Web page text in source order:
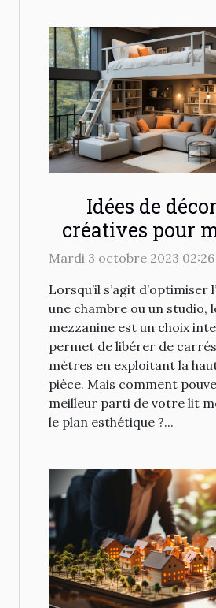
Idées de
créatives pour
valeur un lit
Mardi 3 octobre 2023 02:26
Lorsqu’il s’agit d’optimiser
une chambre ou un studio,
mezzanine est un choix
permet de libérer de
mètres en exploitant la
pièce. Mais comment
meilleur parti de votre lit
le plan esthétique ?...